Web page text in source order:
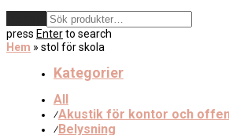
press Enterto search
Hem » stol för skola
Kategorier
All
⁄Akustik för kontor och
⁄Belysning